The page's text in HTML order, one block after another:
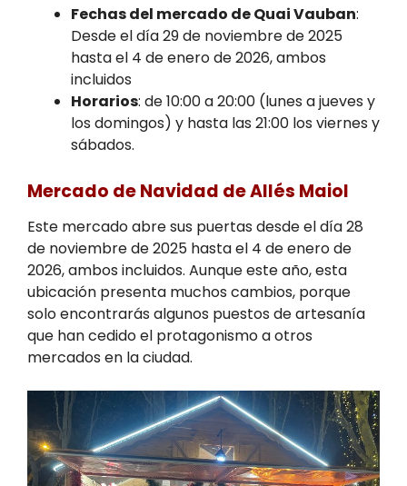
Fechas del mercado de Quai Vauban:
Desde el día 29 de noviembre de 2025
hasta el 4 de enero de 2026, ambos
incluidos
Horarios: de 10:00 a 20:00 (lunes a jueves y
los domingos) y hasta las 21:00 los viernes y
sábados.
Mercado de Navidad de Allés Maiol
Este mercado abre sus puertas desde el día 28
de noviembre de 2025 hasta el 4 de enero de
2026, ambos incluidos. Aunque este año, esta
ubicación presenta muchos cambios, porque
solo encontrarás algunos puestos de artesanía
que han cedido el protagonismo a otros
mercados en la ciudad.